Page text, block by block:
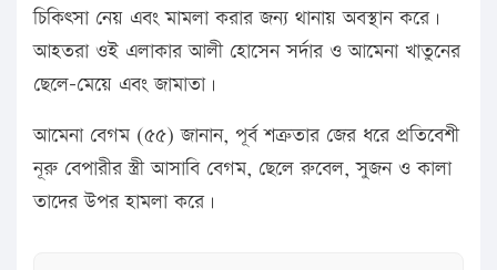
চিকিৎসা নেয় এবং মামলা করার জন্য থানায় অবস্থান করে।
আহতরা ওই এলাকার আলী হোসেন সর্দার ও আমেনা খাতুনের
ছেলে-মেয়ে এবং জামাতা।
আমেনা বেগম (৫৫) জানান, পূর্ব শত্রুতার জের ধরে প্রতিবেশী
নূরু বেপারীর স্ত্রী আসাবি বেগম, ছেলে রুবেল, সুজন ও কালা
তাদের উপর হামলা করে।